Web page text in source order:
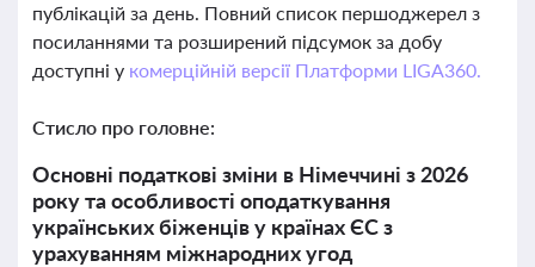
публікацій за день. Повний список першоджерел з
посиланнями та розширений підсумок за добу
доступні у комерційній версії Платформи LIGA360.
Стисло про головне:
Основні податкові зміни в Німеччині з 2026
року та особливості оподаткування
українських біженців у країнах ЄС з
урахуванням міжнародних угод